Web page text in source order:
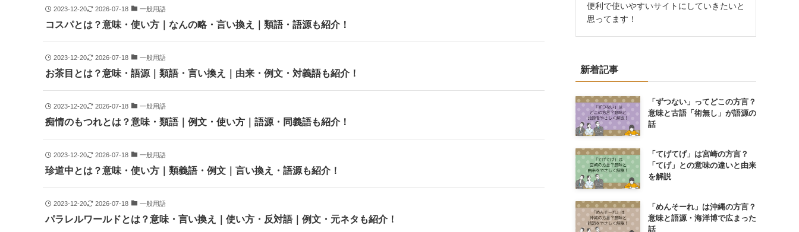
2023-12-20 2026-07-18 一般用語
コスパとは？意味・使い方｜なんの略・言い換え｜類語・語源も紹介！
2023-12-20 2026-07-18 一般用語
お茶目とは？意味・語源｜類語・言い換え｜由来・例文・対義語も紹介！
2023-12-20 2026-07-18 一般用語
痴情のもつれとは？意味・類語｜例文・使い方｜語源・同義語も紹介！
2023-12-20 2026-07-18 一般用語
珍道中とは？意味・使い方｜類義語・例文｜言い換え・語源も紹介！
2023-12-20 2026-07-18 一般用語
パラレルワールドとは？意味・言い換え｜使い方・反対語｜例文・元ネタも紹介！
便利で使いやすいサイトにしていきたいと
思ってます！
新着記事
「ずつない」ってどこの方言？
意味と古語「術無し」が語源の
話
「てげてげ」は宮崎の方言？
「てげ」との意味の違いと由来
を解説
「めんそーれ」は沖縄の方言？
意味と語源・海洋博で広まった
話